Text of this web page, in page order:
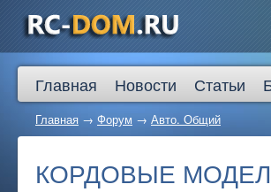
Главная Новости Статьи
Главная → Форум → Авто. Общий
КОРДОВЫЕ